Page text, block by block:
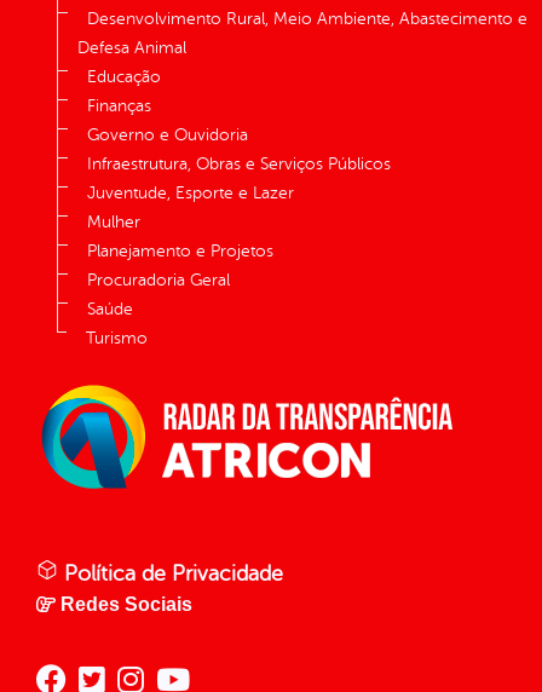
Desenvolvimento Rural, Meio Ambiente, Abastecimento e
Defesa Animal
Educação
Finanças
Governo e Ouvidoria
Infraestrutura, Obras e Serviços Públicos
Juventude, Esporte e Lazer
Mulher
Planejamento e Projetos
Procuradoria Geral
Saúde
Turismo
Política de Privacidade
Redes Sociais